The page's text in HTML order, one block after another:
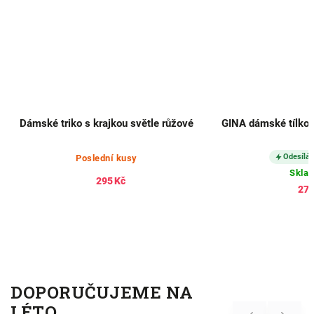
Dámské triko s krajkou světle růžové
Poslední kusy
295 Kč
GINA dámské tílko
DOPORUČUJEME NA